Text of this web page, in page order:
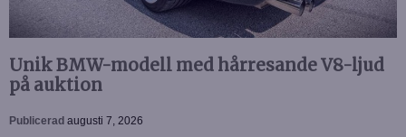
Unik BMW-modell med hårresande V8-ljud
på auktion
Publicerad augusti 7, 2026